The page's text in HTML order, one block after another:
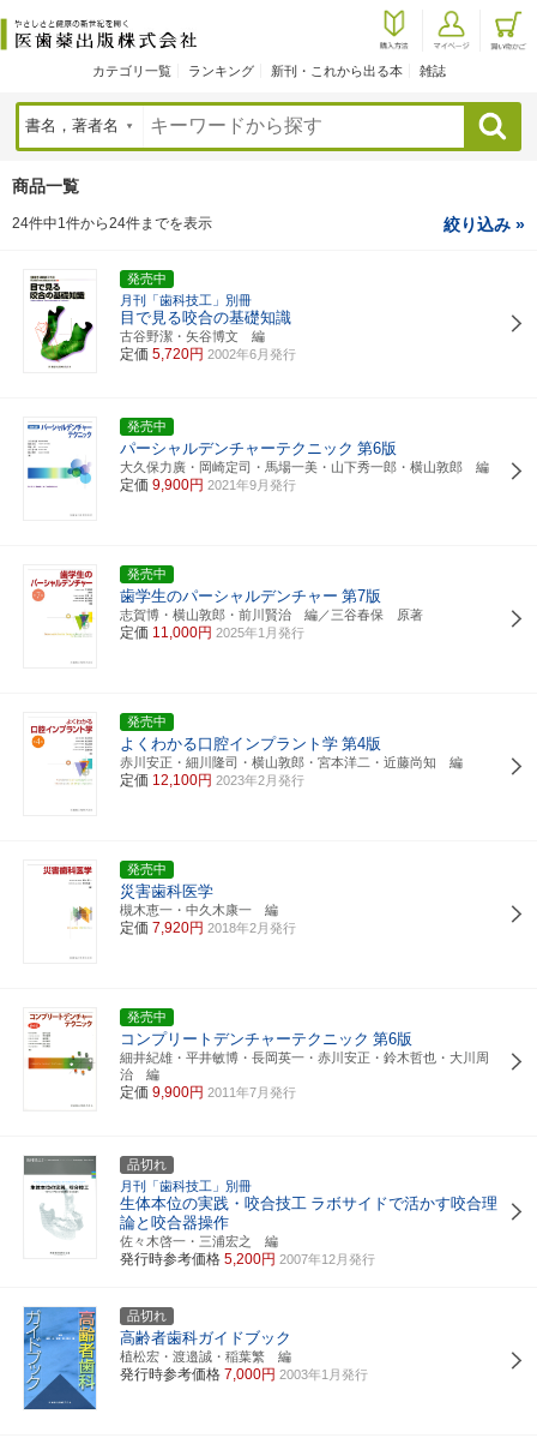
カテゴリ一覧 ランキング 新刊・これから出る本 雑誌
検索
商品一覧
24件中1件から24件までを表示 絞り込み »
発売中
月刊「歯科技工」別冊
目で見る咬合の基礎知識
古谷野潔・矢谷博文 編
定価 5,720円 2002年6月発行
発売中
パーシャルデンチャーテクニック 第6版
大久保力廣・岡崎定司・馬場一美・山下秀一郎・横山敦郎 編
定価 9,900円 2021年9月発行
発売中
歯学生のパーシャルデンチャー 第7版
志賀博・横山敦郎・前川賢治 編／三谷春保 原著
定価 11,000円 2025年1月発行
発売中
よくわかる口腔インプラント学 第4版
赤川安正・細川隆司・横山敦郎・宮本洋二・近藤尚知 編
定価 12,100円 2023年2月発行
発売中
災害歯科医学
槻木恵一・中久木康一 編
定価 7,920円 2018年2月発行
発売中
コンプリートデンチャーテクニック 第6版
細井紀雄・平井敏博・長岡英一・赤川安正・鈴木哲也・大川周
治 編
定価 9,900円 2011年7月発行
品切れ
月刊「歯科技工」別冊
生体本位の実践・咬合技工 ラボサイドで活かす咬合理
論と咬合器操作
佐々木啓一・三浦宏之 編
発行時参考価格 5,200円 2007年12月発行
品切れ
高齢者歯科ガイドブック
植松宏・渡邉誠・稲葉繁 編
発行時参考価格 7,000円 2003年1月発行